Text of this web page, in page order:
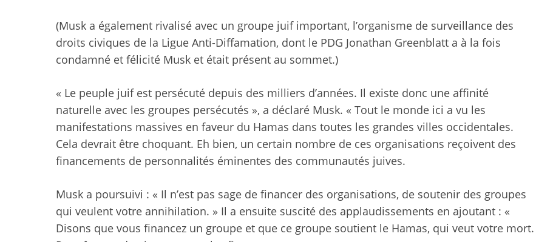
(Musk a également rivalisé avec un groupe juif important, l’organisme de surveillance des
droits civiques de la Ligue Anti-Diffamation, dont le PDG Jonathan Greenblatt a à la fois
condamné et félicité Musk et était présent au sommet.)
« Le peuple juif est persécuté depuis des milliers d’années. Il existe donc une affinité
naturelle avec les groupes persécutés », a déclaré Musk. « Tout le monde ici a vu les
manifestations massives en faveur du Hamas dans toutes les grandes villes occidentales.
Cela devrait être choquant. Eh bien, un certain nombre de ces organisations reçoivent des
financements de personnalités éminentes des communautés juives.
Musk a poursuivi : « Il n’est pas sage de financer des organisations, de soutenir des groupes
qui veulent votre annihilation. » Il a ensuite suscité des applaudissements en ajoutant : «
Disons que vous financez un groupe et que ce groupe soutient le Hamas, qui veut votre mort.